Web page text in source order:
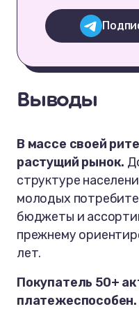
Выводы
В массе своей
растущий рынок.
структуре
молодых
бюджеты и
прежнему
лет.
Покупатель 50+
платежеспособен.